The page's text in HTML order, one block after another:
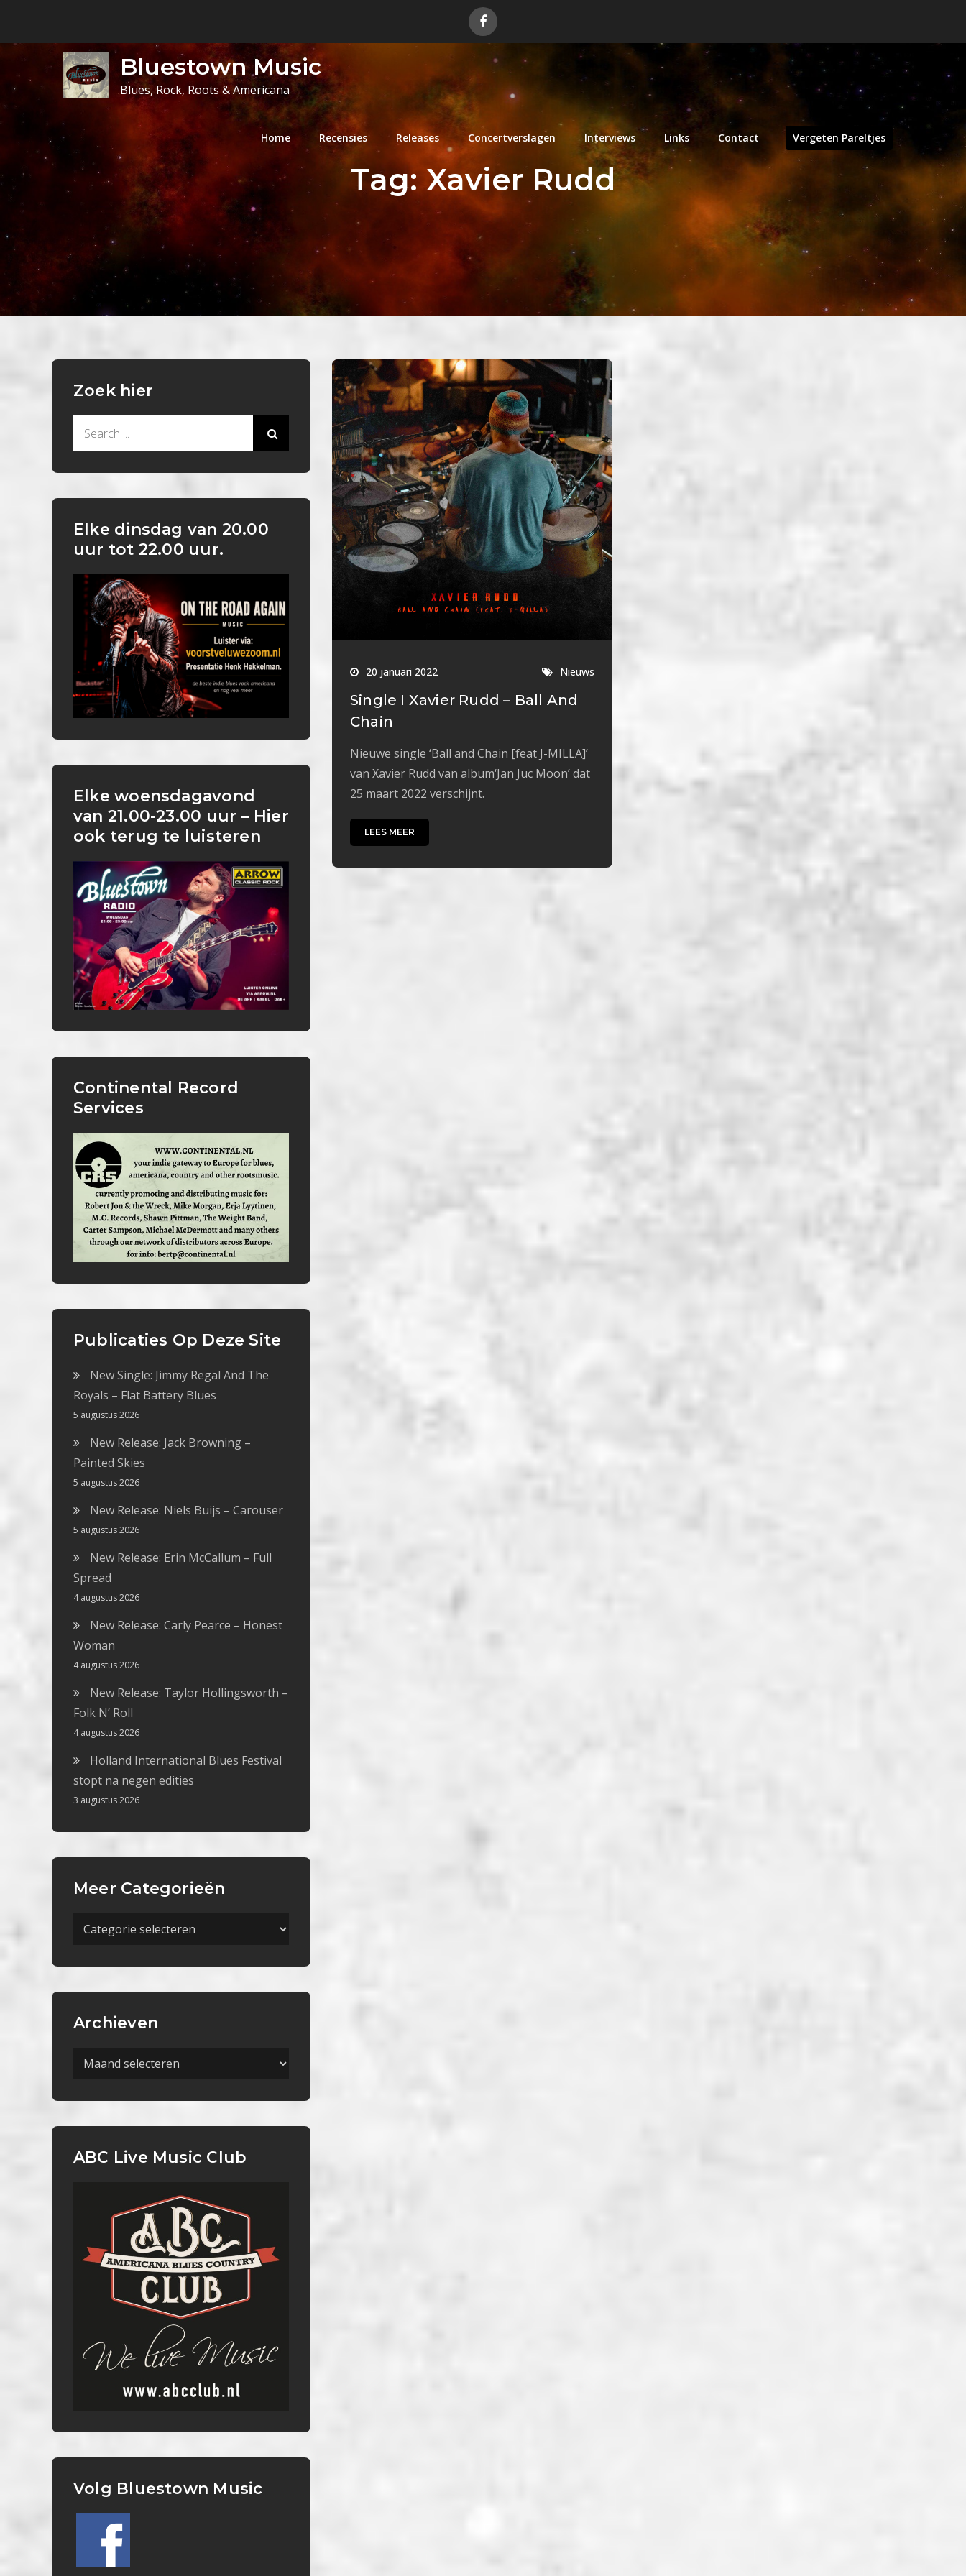
content
Bluestown Music
Blues, Rock, Roots & Americana
Home Recensies Releases Concertverslagen Interviews Links Contact Vergeten Pareltjes
Tag:Xavier Rudd
20 januari 2022 Nieuws
Single I Xavier Rudd – Ball And
Chain
Nieuwe single ‘Ball and Chain [feat J-MILLA]’
van Xavier Rudd van album‘Jan Juc Moon’ dat
25 maart 2022 verschijnt.
LEES MEER
Zoek hier
Elke dinsdag van 20.00
uur tot 22.00 uur.
Elke woensdagavond
van 21.00-23.00 uur – Hier
ook terug te luisteren
Continental Record
Services
Publicaties Op Deze Site
New Single: Jimmy Regal And The
Royals – Flat Battery Blues
5 augustus 2026
New Release: Jack Browning –
Painted Skies
5 augustus 2026
New Release: Niels Buijs – Carouser
5 augustus 2026
New Release: Erin McCallum – Full
Spread
4 augustus 2026
New Release: Carly Pearce – Honest
Woman
4 augustus 2026
New Release: Taylor Hollingsworth –
Folk N’ Roll
4 augustus 2026
Holland International Blues Festival
stopt na negen edities
3 augustus 2026
Meer Categorieën
Meer
Archieven
Archieven
ABC Live Music Club
Volg Bluestown Music